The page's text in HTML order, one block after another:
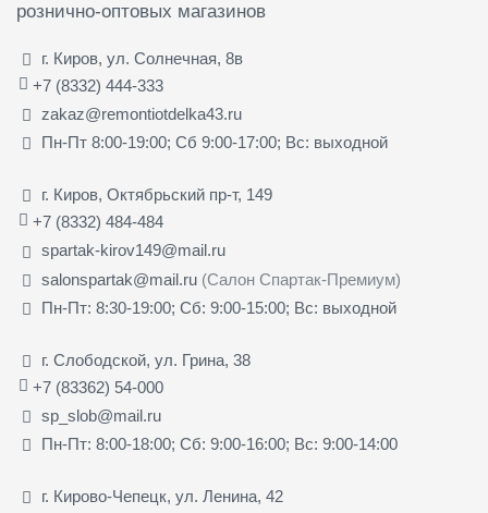
рознично-оптовых магазинов
г. Киров, ул. Солнечная, 8в
+7 (8332) 444-333
zakaz@remontiotdelka43.ru
Пн-Пт 8:00-19:00; Сб 9:00-17:00; Вс: выходной
г. Киров, Октябрьский пр-т, 149
+7 (8332) 484-484
spartak-kirov149@mail.ru
salonspartak@mail.ru (Салон Спартак-Премиум)
Пн-Пт: 8:30-19:00; Сб: 9:00-15:00; Вс: выходной
г. Слободской, ул. Грина, 38
+7 (83362) 54-000
sp_slob@mail.ru
Пн-Пт: 8:00-18:00; Сб: 9:00-16:00; Вс: 9:00-14:00
г. Кирово-Чепецк, ул. Ленина, 42